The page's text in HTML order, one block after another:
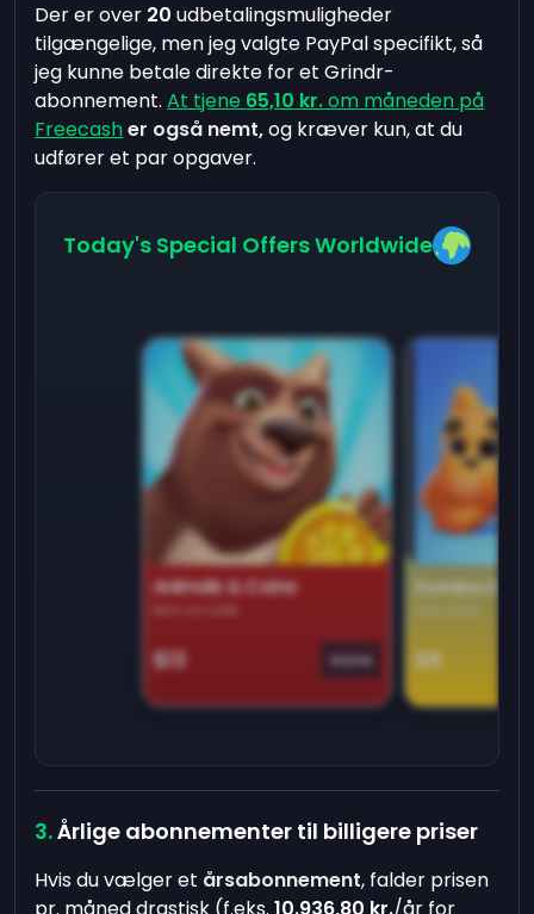
Der er over 20 udbetalingsmuligheder
tilgængelige, men jeg valgte PayPal specifikt, så
jeg kunne betale direkte for et Grindr-
abonnement.At tjene 65,10 kr.om måneden på
Freecasher også nemt,og kræver kun, at du
udfører et par opgaver.
Today's Special Offers Worldwide
Animals & Coins
Earn on side
$13 Game
Domino
$9
Årlige abonnementer til billigere priser
Hvis du vælger et årsabonnement, falder prisen